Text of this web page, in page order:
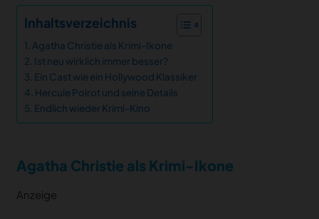
Inhaltsverzeichnis
Agatha Christie als Krimi-Ikone
Ist neu wirklich immer besser?
Ein Cast wie ein Hollywood Klassiker
Hercule Poirot und seine Details
Endlich wieder Krimi-Kino
Agatha Christie als Krimi-Ikone
Anzeige